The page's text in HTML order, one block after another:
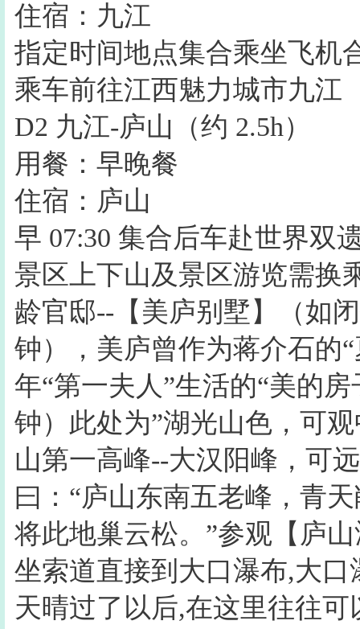
住宿：九江
指定时间地点集合乘坐飞机
乘车前往江西魅力城市九江
D2 九江-庐山（约 2.5h）
用餐：早晚餐
住宿：庐山
早 07:30 集合后车赴世界双
景区上下山及景区游览需换
龄官邸--【美庐别墅】（如
钟），美庐曾作为蒋介石的
年“第一夫人”生活的“美的
钟）此处为”湖光山色，可
山第一高峰--大汉阳峰，可
曰：“庐山东南五老峰，青
将此地巢云松。”参观【庐
坐索道直接到大口瀑布,大
天晴过了以后,在这里往往